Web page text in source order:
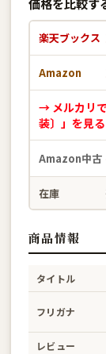
楽天ブックス
Amazon
→ メルカリ
装〕」を見る
Amazon中古
在庫
商品情報
タイトル
フリガナ
レビュー